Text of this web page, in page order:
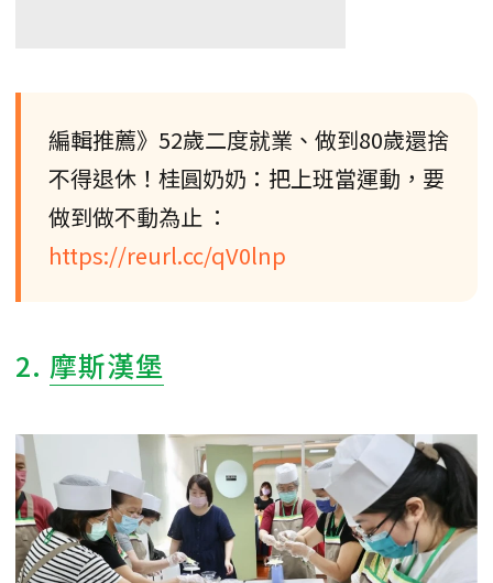
編輯推薦》52歲二度就業、做到80歲還捨
不得退休！桂圓奶奶：把上班當運動，要
做到做不動為止 ：
https://reurl.cc/qV0lnp
2. 摩斯漢堡